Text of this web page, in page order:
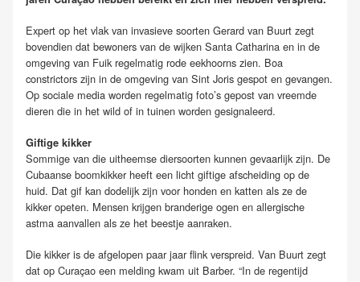
Expert op het vlak van invasieve soorten Gerard van Buurt zegt
bovendien dat bewoners van de wijken Santa Catharina en in de
omgeving van Fuik regelmatig rode eekhoorns zien. Boa
constrictors zijn in de omgeving van Sint Joris gespot en gevangen.
Op sociale media worden regelmatig foto’s gepost van vreemde
dieren die in het wild of in tuinen worden gesignaleerd.
Giftige kikker
Sommige van die uitheemse diersoorten kunnen gevaarlijk zijn. De
Cubaanse boomkikker heeft een licht giftige afscheiding op de
huid. Dat gif kan dodelijk zijn voor honden en katten als ze de
kikker opeten. Mensen krijgen branderige ogen en allergische
astma aanvallen als ze het beestje aanraken.
Die kikker is de afgelopen paar jaar flink verspreid. Van Buurt zegt
dat op Curaçao een melding kwam uit Barber. “In de regentijd